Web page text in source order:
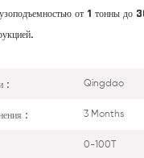
от 1 тонны до
: Qingdao
: 3 Months
0-100T